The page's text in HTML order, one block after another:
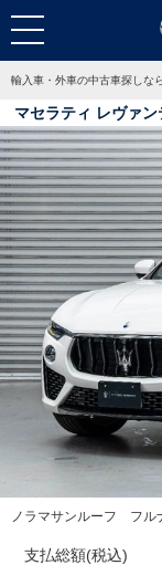
輸入車・外車の中古車探しな
マセラティ レヴァ
ーフ フルナチュラ
ングヒーター リア
ッチ リアドア拡張
ノラマサンルーフ フル
支払総額(税込)